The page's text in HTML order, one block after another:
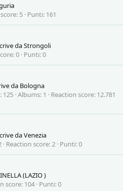
5 Punti 161
daStrongoli
0 Punti 0
da Bologna
125 Albums 1 Reaction score 12.781
daVenezia
Reaction score 2 Punti 0
(LAZIO )
score 104 Punti 0